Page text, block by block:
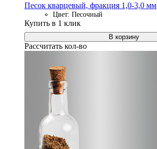
Песок кварцевый, фракция 1,0-3,0 мм
Цвет: Песочный
Купить в 1 клик
В корзину
Рассчитать кол-во